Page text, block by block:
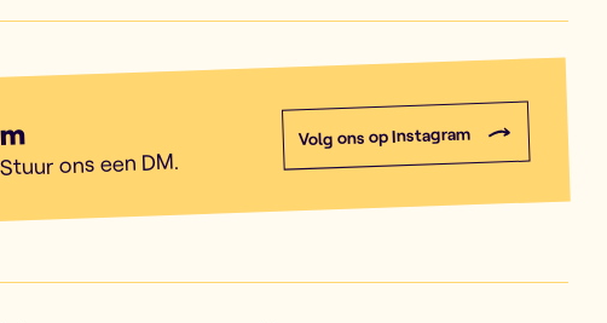
ons een DM.
Volg ons op Instagram